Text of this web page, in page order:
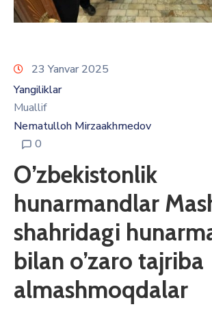
Xizmati
23 Yanvar 2025
Yangiliklar
Muallif
Nematulloh Mirzaakhmedov
0
O’zbekistonlik
hunarmandlar
shahridagi
bilan o’zaro tajriba
almashmoqdalar